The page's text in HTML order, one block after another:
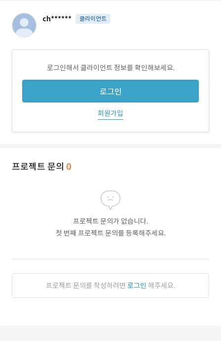
ch****** 클라이언트
로그인해서 클라이언트 정보를 확인해보세요.
로그인
회원가입
프로젝트 문의 0
프로젝트 문의가 없습니다.
첫 번째 프로젝트 문의를 등록해주세요.
프로젝트 문의를 작성하려면 로그인 해주세요.